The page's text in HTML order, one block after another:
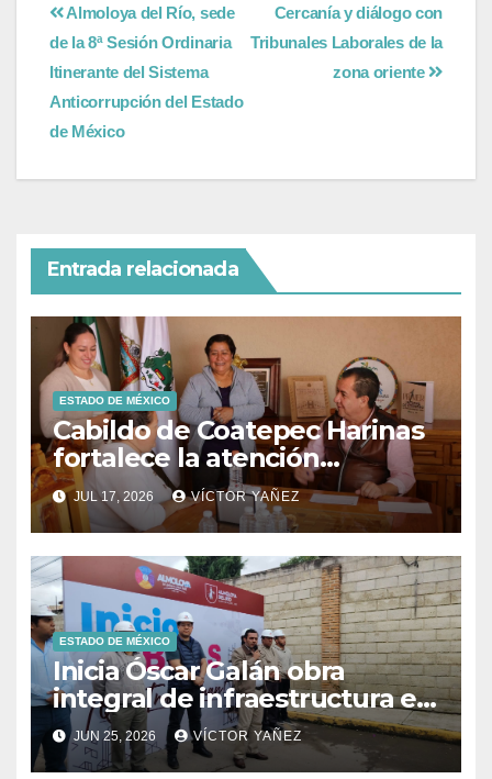
Cercanía y diálogo con
Tribunales Laborales de la
zona oriente
Almoloya del Río, sede
de la 8ª Sesión Ordinaria
Itinerante del Sistema
Anticorrupción del Estado
de México
Entrada relacionada
ESTADO DE MÉXICO
Cabildo de Coatepec Harinas
fortalece la atención
ciudadana y la toma de
decisiones
JUL 17, 2026 VÍCTOR YAÑEZ
ESTADO DE MÉXICO
Inicia Óscar Galán obra
integral de infraestructura en
Prolongación León Guzmán
JUN 25, 2026 VÍCTOR YAÑEZ